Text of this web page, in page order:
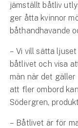
Hemförsäkring
Villaförsäkring
Fritidshusförsäkring
Företag
jämställt båtliv
ger åtta kvinnor
båthandhavande
– Vi vill sätta
båtlivet och visa
män när det
att fler ombord
Södergren,
– Båtlivet är för